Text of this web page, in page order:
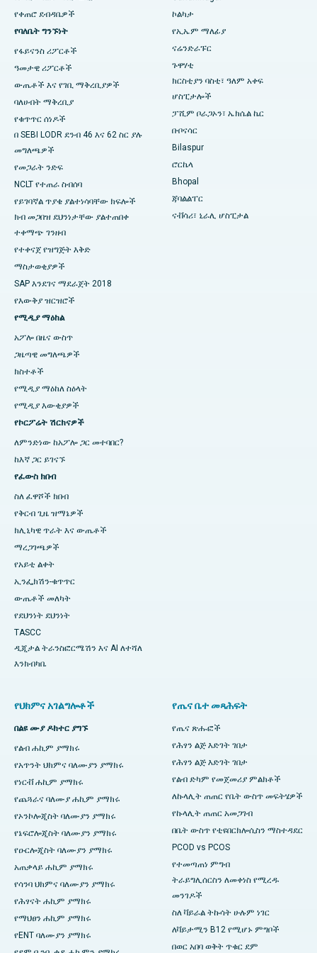
ምርጥ ሆስፒታል በራምጂ ናጋር፣ ኔሎር
በሴክተር-19 ፣ ሩርኬላ ውስጥ ያለው ምርጥ ሆስፒታል
በስዋርጌት፣ ፑን ውስጥ ምርጥ ሆስፒታል
በደቡብ ዴልሂ ውስጥ ምርጥ የሴቶች የካንሰር ሆስፒታል
የቀጠሮ ደብዳቤዎች
የባለቤት ግንኙነት
የፋይናንስ ሪፖርቶች
ዓመታዊ ሪፖርቶች
ውጤቶች እና የገቢ ማቅረቢያዎች
ባለሀብት ማቅረቢያ
የቁጥጥር ሰነዶች
በ SEBI LODR ደንብ 46 እና 62 ስር ያሉ
መግለጫዎች
የመጋራት ንድፍ
NCLT የተጠራ ስብሰባ
የይገባኛል ጥያቄ ያልተነሳባቸው ክፍሎች
ክብ መጋበዝ ደህንነታቸው ያልተጠበቀ
ተቀማጭ ገንዘብ
የተቀናጀ የዝግጅት እቅድ
ማስታወቂያዎች
SAP እንደገና ማደራጀት 2018
የእውቅያ ዝርዝሮች
የሚዲያ ማዕከል
አፖሎ በዜና ውስጥ
ጋዜጣዊ መግለጫዎች
ክስተቶች
የሚዲያ ማዕከለ ስዕላት
የሚዲያ እውቂያዎች
የኮርፖሬት ሽርክናዎች
ለምንድነው ከአፖሎ ጋር መተባበር?
ከእኛ ጋር ይገናኙ
የፈውስ ክበብ
ስለ ፈዋሾች ክበብ
የቅርብ ጊዜ ዝማኔዎች
ክሊኒካዊ ጥራት እና ውጤቶች
ማረጋገጫዎች
የአይቲ ልቀት
ኢንፌክሽን-ቁጥጥር
ውጤቶች መለካት
የደህንነት ደህንነት
TASCC
ዲጂታል ትራንስፎርሜሽን እና AI ለተሻለ
እንክብካቤ
ኮልካታ
የኢኤም ማለፊያ
ናሬንድራፑር
ጉዋሃቲ
ክርስቲያን ባስቲ፣ ዓለም አቀፍ
ሆስፒታሎች
ፓሺም ቦራጋኦን፣ ኤክሴል ኬር
ቡቦናሳር
Bilaspur
ሮርኬላ
Bhopal
ጃባልልፐር
ናቭሳሪ፣ ኒራሊ ሆስፒታል
የህክምና አገልግሎቶች
በልዩ ሙያ ዶክተር ያግኙ
የልብ ሐኪም ያማክሩ
የአጥንት ህክምና ባለሙያን ያማክሩ
የነርቭ ሐኪም ያማክሩ
የጨጓራና ባለሙያ ሐኪም ያማክሩ
የኦንኮሎጂስት ባለሙያን ያማክሩ
የኔፍሮሎጂስት ባለሙያን ያማክሩ
የዑርሎጂስት ባለሙያን ያማክሩ
አጠቃላይ ሐኪም ያማክሩ
የሳንባ ህክምና ባለሙያን ያማክሩ
የሕፃናት ሐኪም ያማክሩ
የማህፀን ሐኪም ያማክሩ
የENT ባለሙያን ያማክሩ
የጤና ቤተ መጻሕፍት
የጤና ጽሑፎች
የሕፃን ልጅ እድገት ገበታ
የሕፃን ልጅ እድገት ገበታ
የልብ ድካም የመጀመሪያ ምልክቶች
ለኩላሊት ጠጠር የቤት ውስጥ መፍትሄዎች
የኩላሊት ጠጠር አመጋገብ
በቤት ውስጥ የቲዩበርክሎሲስን ማስተዳደር
PCOD vs PCOS
የተመጣጠነ ምግብ
ትራይግሊሰርስን ለመቀነስ የሚረዱ
መንገዶች
ስለ ቫይራል ትኩሳት ሁሉም ነገር
ለቫይታሚን B12 የሚሆኑ ምግቦች
በወር አበባ ወቅት ጥቁር ደም